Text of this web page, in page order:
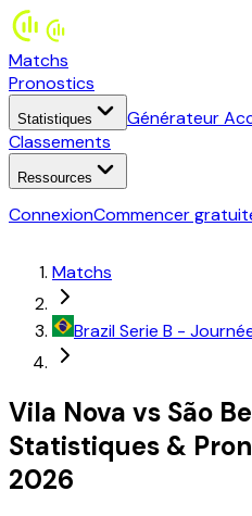
Matchs
Pronostics
Statistiques
Générateur
Classements
Ressources
ConnexionCommencer
Matchs
BrazilSerie B -
Vila Nova vs São
Statistiques &
2026